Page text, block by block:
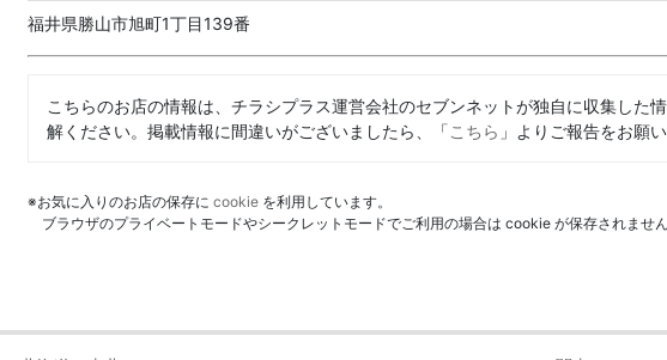
福井県勝山市旭町1丁目139番
こちらのお店の情報は、チラシプラス運営会社のセブンネットが独自に収集した
解ください。掲載情報に間違いがございましたら、「こちら 」よりご報告をお願い
※お気に入りのお店の保存に cookie を利用しています。
ブラウザのプライベートモードやシークレットモードでご利用の場合は cookie が保存されませ